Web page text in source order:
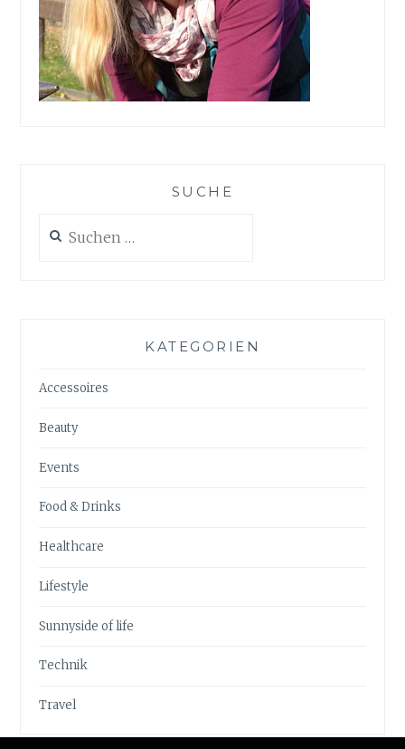
SUCHE
nach:
KATEGORIEN
Accessoires
Beauty
Events
Food & Drinks
Healthcare
Lifestyle
Sunnyside of life
Technik
Travel